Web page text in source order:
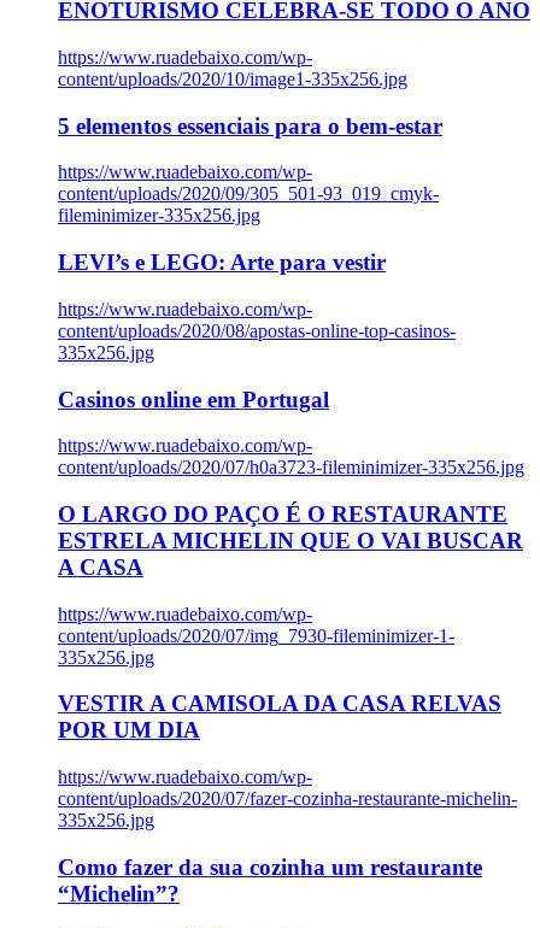
ENOTURISMO CELEBRA-SE TODO O ANO
https://www.ruadebaixo.com/wp-
content/uploads/2020/10/image1-335x256.jpg
5 elementos essenciais para o bem-estar
https://www.ruadebaixo.com/wp-
content/uploads/2020/09/305_501-93_019_cmyk-
fileminimizer-335x256.jpg
LEVI’s e LEGO: Arte para vestir
https://www.ruadebaixo.com/wp-
content/uploads/2020/08/apostas-online-top-casinos-
335x256.jpg
Casinos online em Portugal
https://www.ruadebaixo.com/wp-
content/uploads/2020/07/h0a3723-fileminimizer-335x256.jpg
O LARGO DO PAÇO É O RESTAURANTE
ESTRELA MICHELIN QUE O VAI BUSCAR
A CASA
https://www.ruadebaixo.com/wp-
content/uploads/2020/07/img_7930-fileminimizer-1-
335x256.jpg
VESTIR A CAMISOLA DA CASA RELVAS
POR UM DIA
https://www.ruadebaixo.com/wp-
content/uploads/2020/07/fazer-cozinha-restaurante-michelin-
335x256.jpg
Como fazer da sua cozinha um restaurante
“Michelin”?